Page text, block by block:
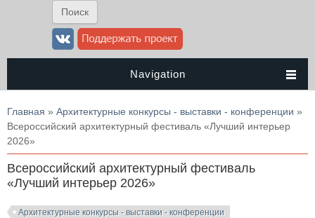
Navigation
Вы здесь
Главная » Архитектурные конкурсы - выставки - конференции »
Всероссийский архитектурный фестиваль «Лучший интерьер
2026»
Всероссийский архитектурный фестиваль
«Лучший интерьер 2026»
Архитектурные конкурсы - выставки - конференции